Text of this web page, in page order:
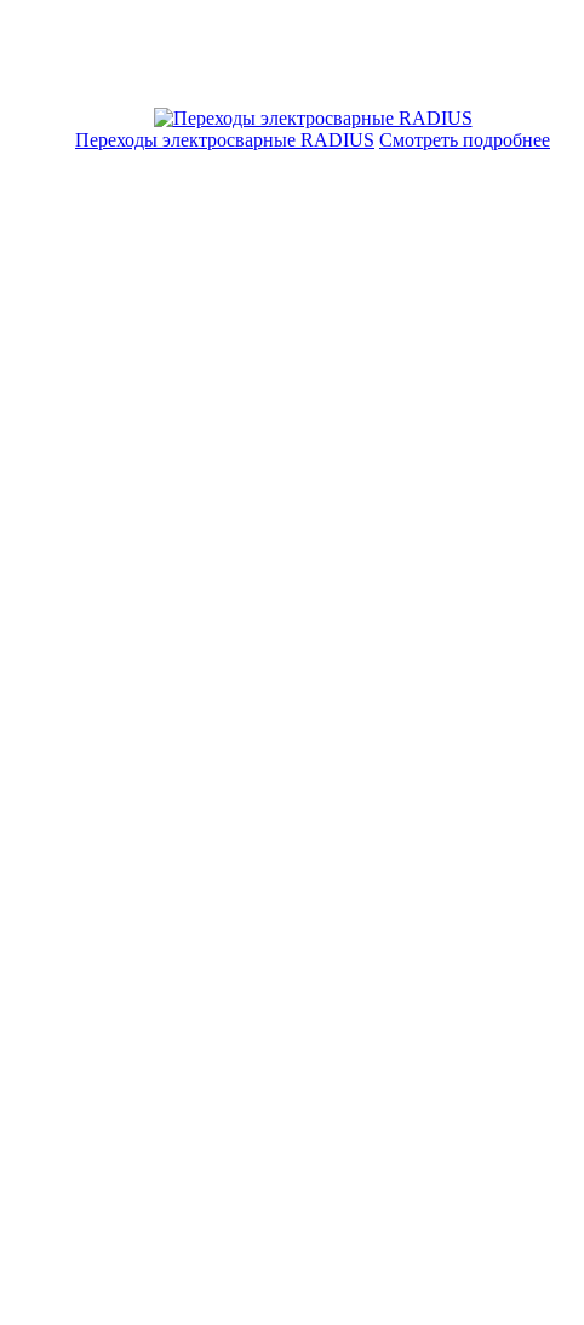
Переходы электросварные RADIUS Смотреть подробнее